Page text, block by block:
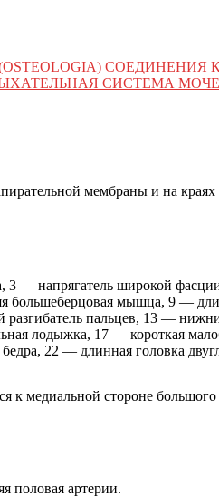
СИСТЕМА
мембраны и на
— напрягатель широкой
большеберцовая мышца, 9 —
разгибатель пальцев, 13 —
лодыжка, 17 — короткая
22 — длинная головка
к медиальной стороне
половая артерии.